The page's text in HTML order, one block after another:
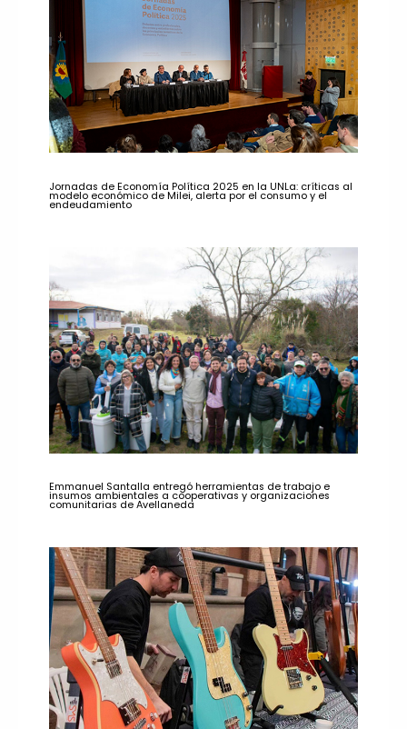
Jornadas de Economía Política 2025 en la UNLa: críticas al
modelo económico de Milei, alerta por el consumo y el
endeudamiento
Emmanuel Santalla entregó herramientas de trabajo e
insumos ambientales a cooperativas y organizaciones
comunitarias de Avellaneda